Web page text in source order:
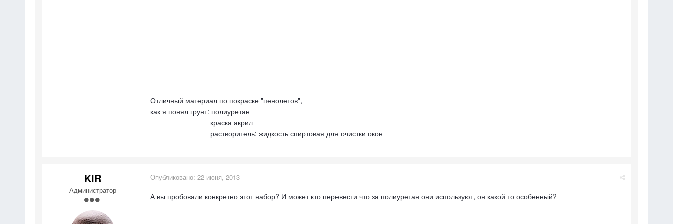
Отличный материал по покраске "пенолетов",
как я понял грунт: полиуретан
краска акрил
растворитель: жидкость спиртовая для очистки окон
KIR
Администратор
Опубликовано: 22 июня, 2013
А вы пробовали конкретно этот набор? И может кто перевести что за полиуретан они используют, он какой то особенный?